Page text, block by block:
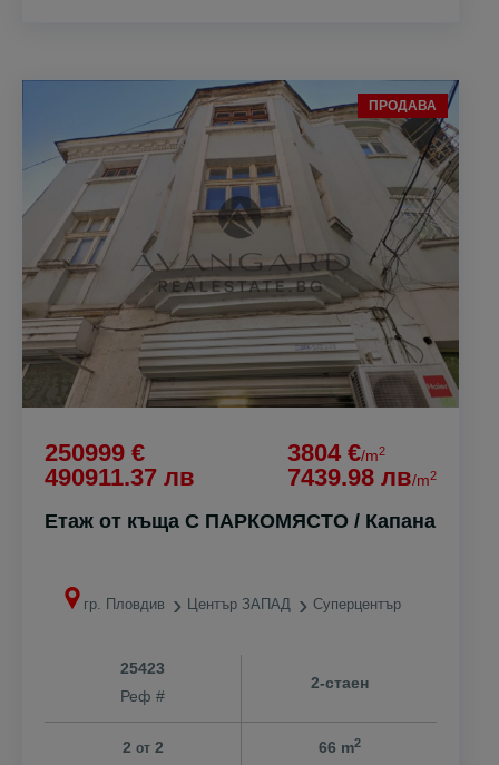
ПРОДАВА
250999 €
490911.37 лв
3804 €/m2
7439.98 лв/m2
Етаж от къща С ПАРКОМЯСТО / Капана
гр. Пловдив Център ЗАПАД Суперцентър
25423
Реф #
2-стаен
2 от2
66 m2